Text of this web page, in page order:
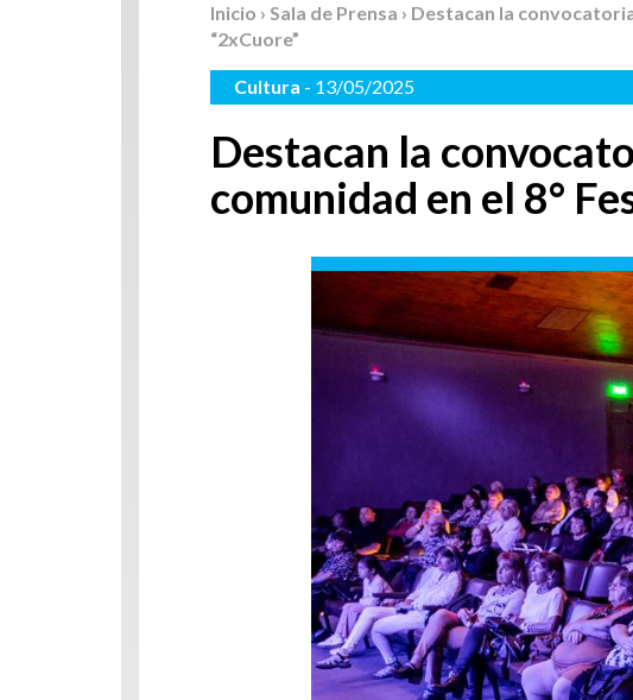
Inicio › Sala de Prensa › Destacan la
“2xCuore”
Cultura - 13/05/2025
Destacan la
comunidad en el 8°